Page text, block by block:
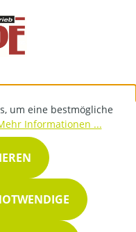
um eine bestmögliche
Informationen ...